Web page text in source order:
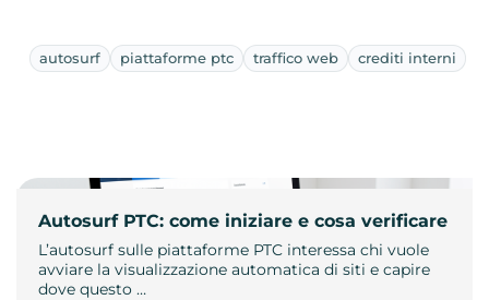
autosurf piattaforme ptc traffico web crediti interni
Autosurf PTC: come iniziare e cosa verificare
L’autosurf sulle piattaforme PTC interessa chi vuole
avviare la visualizzazione automatica di siti e capire
dove questo …